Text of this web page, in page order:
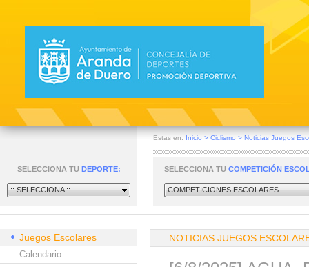
Estas en: Inicio > Ciclismo > Noticias Juegos
SELECCIONA TU DEPORTE:
:: SELECCIONA ::
SELECCIONA TU COMPETICIÓN
COMPETICIONES ESCOLARES
Juegos Escolares
Calendario
NOTICIAS JUEGOS